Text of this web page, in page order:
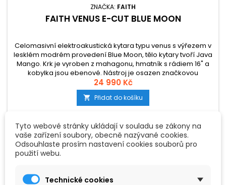
ZNAČKA: FAITH
FAITH VENUS E-CUT BLUE MOON
Celomasivní elektroakustická kytara typu venus s výřezem v
lesklém modrém provedení Blue Moon, tělo kytary tvoří Java
Mango. Krk je vyroben z mahagonu, hmatník s rádiem 16" a
kobylka jsou ebenové. Nástroj je osazen značkovou
elektronikou Fishman INK3 s 3 pásmovým ekvalizérem a
integrovanou ladičkou.
24 990 Kč
 Přidat do košíku
Oblíbené
Tyto webové stránky ukládají v souladu se zákony na
vaše zařízení soubory, obecně nazývané cookies.
Odsouhlaste prosím nastavení cookies souborů pro
použití webu.
Technické cookies